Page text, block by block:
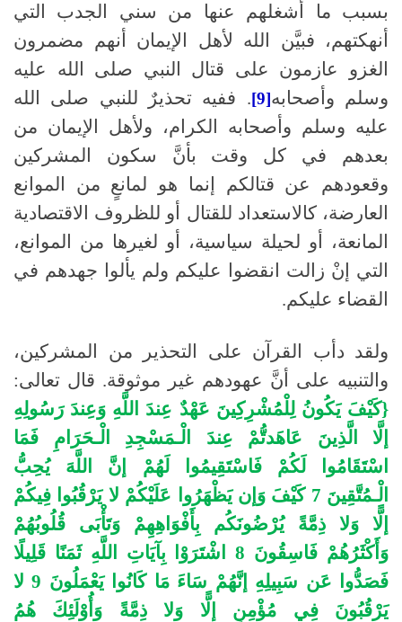
بسبب ما أشغلهم عنها من سني الجدب التي
أنهكتهم، فبيَّن الله لأهل الإيمان أنهم مضمرون
الغزو عازمون على قتال النبي صلى الله عليه
وسلم وأصحابه[9]
. ففيه تحذيرٌ للنبي صلى الله
عليه وسلم وأصحابه الكرام، ولأهل الإيمان من
بعدهم في كل وقت بأنَّ سكون المشركين
وقعودهم عن قتالكم إنما هو لمانعٍ من الموانع
العارضة، كالاستعداد للقتال أو للظروف الاقتصادية
المانعة، أو لحيلة سياسية، أو لغيرها من الموانع،
التي إنْ زالت انقضوا عليكم ولم يألوا جهدهم في
القضاء عليكم.
ولقد دأب القرآن على التحذير من المشركين،
والتنبيه على أنَّ عهودهم غير موثوقة. قال تعالى:
{كَيْفَ يَكُونُ لِلْمُشْرِكِينَ عَهْدٌ عِندَ اللَّهِ وَعِندَ رَسُولِهِ
إلَّا الَّذِينَ عَاهَدتُّمْ عِندَ الْـمَسْجِدِ الْـحَرَامِ فَمَا
اسْتَقَامُوا لَكُمْ فَاسْتَقِيمُوا لَهُمْ إنَّ اللَّهَ يُحِبُّ
الْـمُتَّقِينَ 7 كَيْفَ وَإن يَظْهَرُوا عَلَيْكُمْ لا يَرْقُبُوا فِيكُمْ
إلًّا وَلا ذِمَّةً يُرْضُونَكُم بِأَفْوَاهِهِمْ وَتَأْبَى قُلُوبُهُمْ
وَأَكْثَرُهُمْ فَاسِقُونَ 8 اشْتَرَوْا بِآيَاتِ اللَّهِ ثَمَنًا قَلِيلًا
فَصَدُّوا عَن سَبِيلِهِ إنَّهُمْ سَاءَ مَا كَانُوا يَعْمَلُونَ 9 لا
يَرْقُبُونَ فِي مُؤْمِنٍ إلًّا وَلا ذِمَّةً وَأُوْلَئِكَ هُمُ